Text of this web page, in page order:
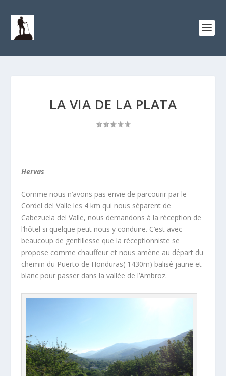
LA VIA DE LA PLATA
Hervas
Comme nous n’avons pas envie de parcourir par le
Cordel del Valle les 4 km qui nous séparent de
Cabezuela del Valle, nous demandons à la réception de
l’hôtel si quelque peut nous y conduire. C’est avec
beaucoup de gentillesse que la réceptionniste se
propose comme chauffeur et nous amène au départ du
chemin du Puerto de Honduras( 1430m) balisé jaune et
blanc pour passer dans la vallée de l’Ambroz.